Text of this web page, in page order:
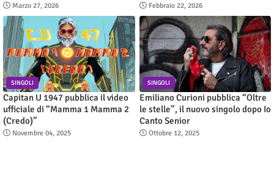
Marzo 27, 2026 Febbraio 22, 2026
SINGOLI
Capitan U 1947 pubblica il video
ufficiale di “Mamma 1 Mamma 2
(Credo)”
Novembre 04, 2025
SINGOLI
Emiliano Curioni pubblica “Oltre
le stelle”, il nuovo singolo dopo Io
Canto Senior
Ottobre 12, 2025